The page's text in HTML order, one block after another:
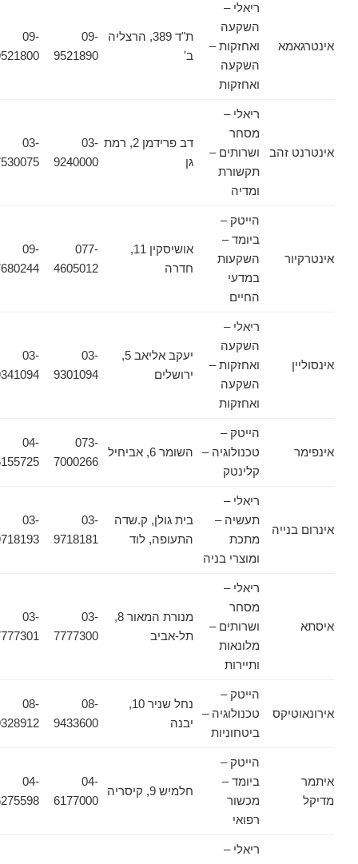
אינטרגאמא
ריאלי –
השקעה
ואחזקות –
השקעה
ואחזקות
ת"ד 389, הרצליה
09-
9521890
09-
9521800
אינטרנט זהב
ריאלי –
מסחר
ושרותים –
תקשורת
ומדיה
דב פרידמן 2, רמת 03-
9240000
03-
7530075
אינטרקיור
הייטק –
ביומד –
השקעות
במדעי
החיים
אושיסקין 11,
חדרה
077-
4605012
09-
7680244
אינסוליין
ריאלי –
השקעה
ואחזקות –
השקעה
ואחזקות
יעקב אליאב 5,
ירושלים
03-
9301094
03-
9341094
אינפימר
הייטק –
טכנולוגיה –
קלינטק
השומר 6, אביחיל
073-
7000266
04-
6155725
אינרום בנייה
ריאלי –
תעשיה –
מתכת
ומוצרי בניה
בית גולן, ק.שדה
התעופה, לוד
03-
9718181
03-
9718193
איסתא
ריאלי –
מסחר
ושרותים –
מלונאות
ותיירות
מנורת המאור 8,
תל-אביב
03-
7777300
03-
7777301
אירונאוטיקס
הייטק –
טכנולוגיה –
ביטחוניות
נחל שניר 10,
יבנה
08-
9433600
08-
9328912
איתמר
מדיקל
הייטק –
ביומד –
מכשור
רפואי
חלמיש 9, קיסריה
04-
6177000
04-
6275598
ריאלי –